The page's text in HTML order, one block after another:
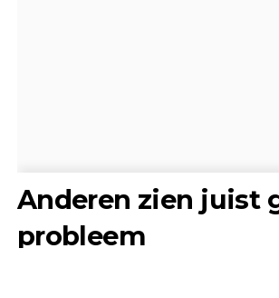
Anderen zien juist
probleem